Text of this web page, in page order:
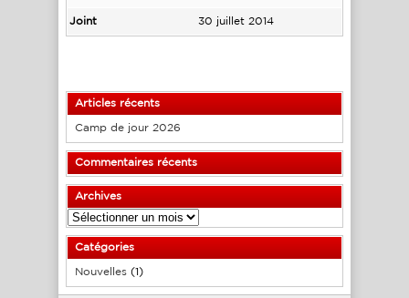
Joint 30 juillet 2014
Articles récents
Camp de jour 2026
Commentaires récents
Archives
Archives
Catégories
Nouvelles (1)